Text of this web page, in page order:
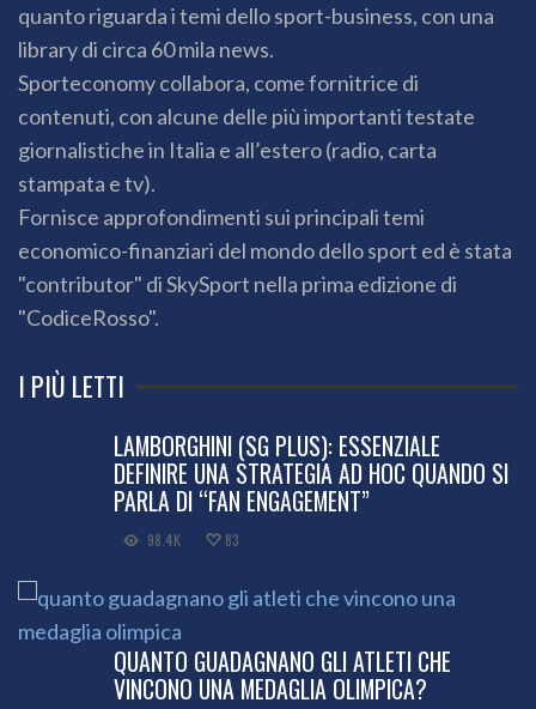
quanto riguarda i temi dello sport-business, con una
library di circa 60 mila news.
Sporteconomy collabora, come fornitrice di
contenuti, con alcune delle più importanti testate
giornalistiche in Italia e all’estero (radio, carta
stampata e tv).
Fornisce approfondimenti sui principali temi
economico-finanziari del mondo dello sport ed è stata
"contributor" di SkySport nella prima edizione di
"CodiceRosso".
I PIÙ LETTI
LAMBORGHINI (SG PLUS): ESSENZIALE
DEFINIRE UNA STRATEGIA AD HOC QUANDO SI
PARLA DI “FAN ENGAGEMENT”
98.4K 83
QUANTO GUADAGNANO GLI ATLETI CHE
VINCONO UNA MEDAGLIA OLIMPICA?